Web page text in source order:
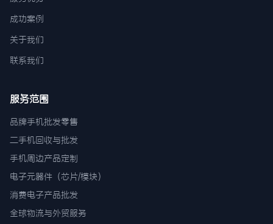
成功案例
关于我们
联系我们
服务范围
品牌手机批发零售
二手机回收与批发
手机周边产品定制
电子元器件（芯片/模块）
消费电子产品批发
全球物流与外贸服务